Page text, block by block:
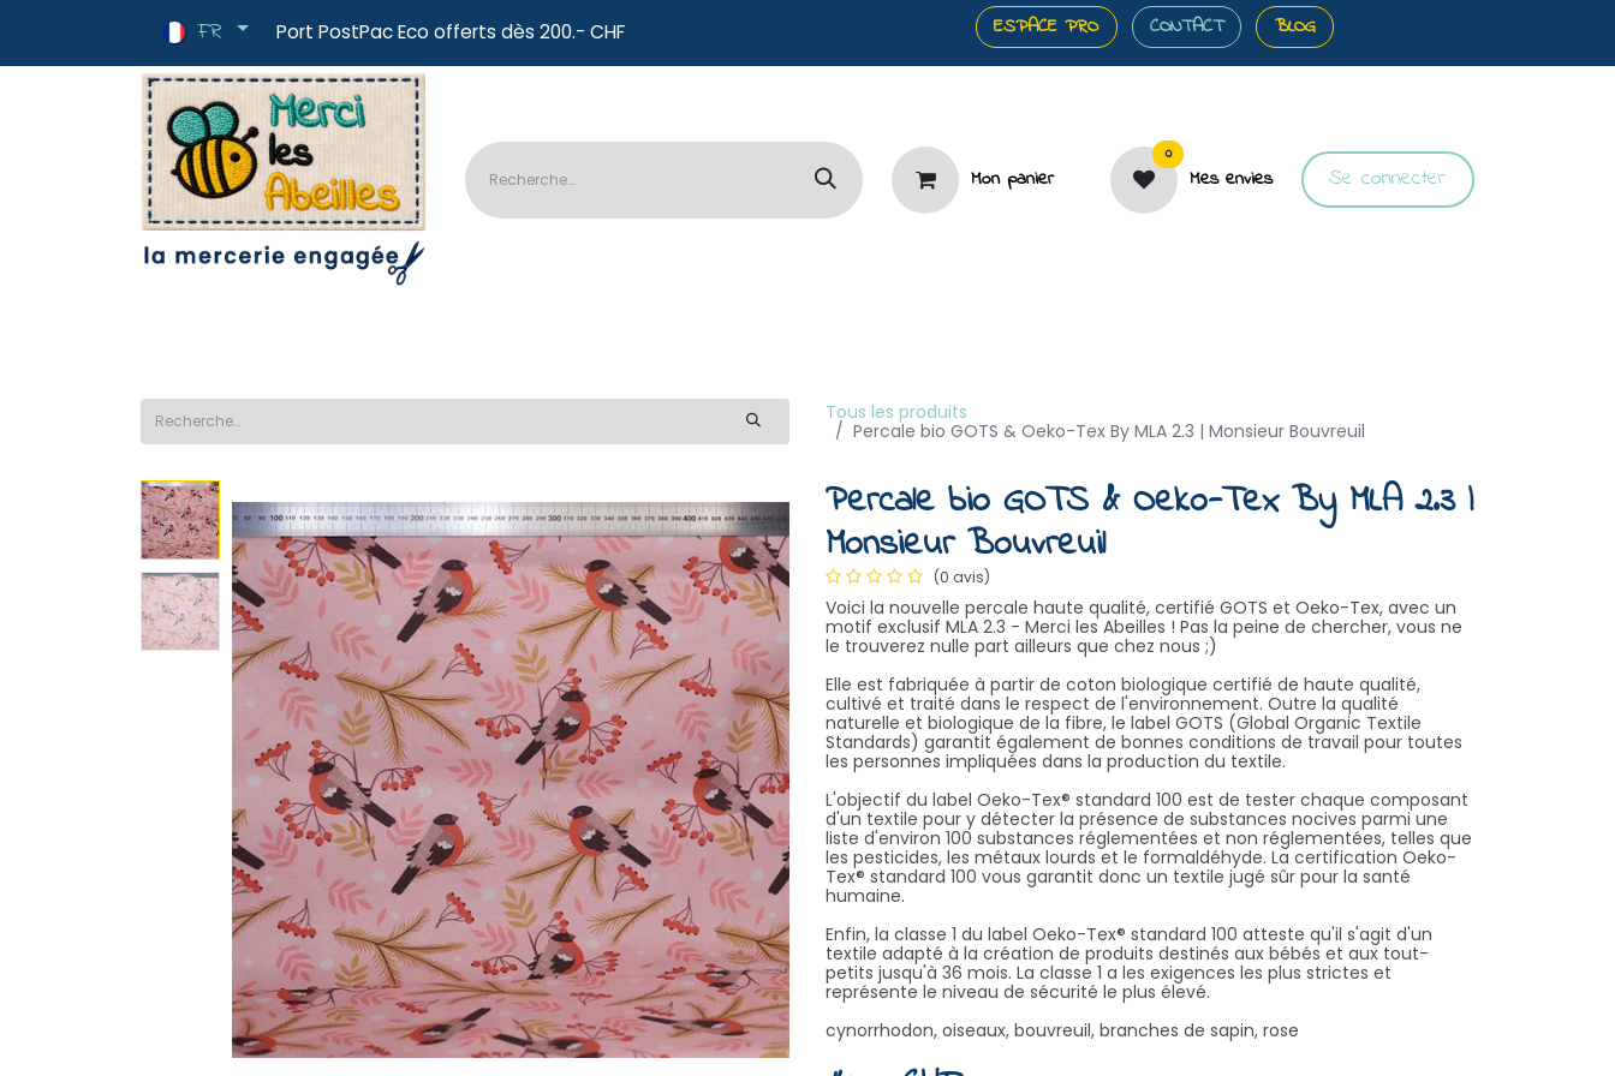
FR Port PostPac Eco offerts dès 200.- CHF ESPACE PRO CONTACT BLOG
Mon panier
0
Mes envies Se connecter
Tous les produits
Percale bio GOTS & Oeko-Tex By MLA 2.3 | Monsieur Bouvreuil
Percale bio GOTS & Oeko-Tex By MLA 2.3 |
Monsieur Bouvreuil
(0 avis)
Voici la nouvelle percale haute qualité, certifié GOTS et Oeko-Tex, avec un
motif exclusif MLA 2.3 - Merci les Abeilles ! Pas la peine de chercher, vous ne
le trouverez nulle part ailleurs que chez nous ;)
Elle est fabriquée à partir de coton biologique certifié de haute qualité,
cultivé et traité dans le respect de l'environnement. Outre la qualité
naturelle et biologique de la fibre, le label GOTS (Global Organic Textile
Standards) garantit également de bonnes conditions de travail pour toutes
les personnes impliquées dans la production du textile.
L'objectif du label Oeko-Tex® standard 100 est de tester chaque composant
d'un textile pour y détecter la présence de substances nocives parmi une
liste d'environ 100 substances réglementées et non réglementées, telles que
les pesticides, les métaux lourds et le formaldéhyde. La certification Oeko-
Tex® standard 100 vous garantit donc un textile jugé sûr pour la santé
humaine.
Enfin, la classe 1 du label Oeko-Tex® standard 100 atteste qu'il s'agit d'un
textile adapté à la création de produits destinés aux bébés et aux tout-
petits jusqu'à 36 mois. La classe 1 a les exigences les plus strictes et
représente le niveau de sécurité le plus élevé.
cynorrhodon, oiseaux, bouvreuil, branches de sapin, rose